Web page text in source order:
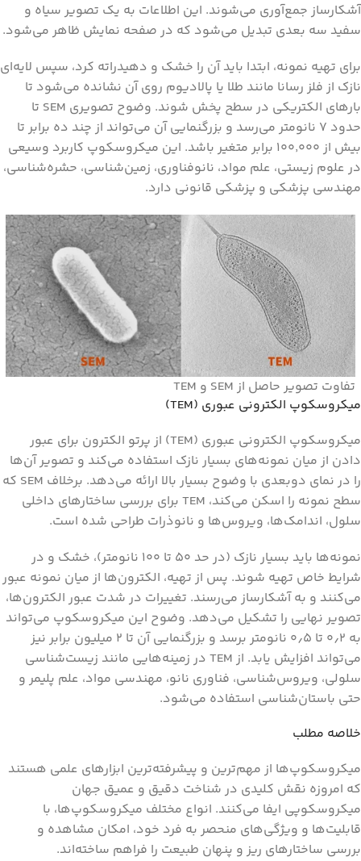
آشکارساز جمع‌آوری می‌شوند. این اطلاعات به یک تصویر سیاه و
سفید سه‌ بعدی تبدیل می‌شود که در صفحه نمایش ظاهر می‌شود.
برای تهیه نمونه، ابتدا باید آن را خشک و دهیدراته کرد، سپس لایه‌ای
نازک از فلز رسانا مانند طلا یا پالادیوم روی آن نشانده می‌شود تا
بارهای الکتریکی در سطح پخش شوند. وضوح تصویری SEM تا
حدود ۷ نانومتر می‌رسد و بزرگنمایی آن می‌تواند از چند ده برابر تا
بیش از ۱۰۰٬۰۰۰ برابر متغیر باشد. این میکروسکوپ کاربرد وسیعی
در علوم زیستی، علم مواد، نانوفناوری، زمین‌شناسی، حشره‌شناسی،
مهندسی پزشکی و پزشکی قانونی دارد.
تفاوت تصویر حاصل از SEM و TEM
میکروسکوپ الکترونی عبوری (TEM)
میکروسکوپ الکترونی عبوری (TEM) از پرتو الکترون برای عبور
دادن از میان نمونه‌های بسیار نازک استفاده می‌کند و تصویر آن‌ها
را در نمای دو‌بعدی با وضوح بسیار بالا ارائه می‌دهد. برخلاف SEM که
سطح نمونه را اسکن می‌کند، TEM برای بررسی ساختارهای داخلی
سلول، اندامک‌ها، ویروس‌ها و نانوذرات طراحی شده است.
نمونه‌ها باید بسیار نازک (در حد ۵۰ تا ۱۰۰ نانومتر)، خشک و در
شرایط خاص تهیه شوند. پس از تهیه، الکترون‌ها از میان نمونه عبور
می‌کنند و به آشکارساز می‌رسند. تغییرات در شدت عبور الکترون‌ها،
تصویر نهایی را تشکیل می‌دهد. وضوح این میکروسکوپ می‌تواند
به ۰٫۲ تا ۰٫۵ نانومتر برسد و بزرگنمایی آن تا ۲ میلیون برابر نیز
می‌تواند افزایش یابد. از TEM در زمینه‌هایی مانند زیست‌شناسی
سلولی، ویروس‌شناسی، فناوری نانو، مهندسی مواد، علم پلیمر و
حتی باستان‌شناسی استفاده می‌شود.
خلاصه مطلب
میکروسکوپ‌ها از مهم‌ترین و پیشرفته‌ترین ابزارهای علمی هستند
که امروزه نقش کلیدی در شناخت دقیق و عمیق جهان
میکروسکوپی ایفا می‌کنند. انواع مختلف میکروسکوپ‌ها، با
قابلیت‌ها و ویژگی‌های منحصر به فرد خود، امکان مشاهده و
بررسی ساختارهای ریز و پنهان طبیعت را فراهم ساخته‌اند.